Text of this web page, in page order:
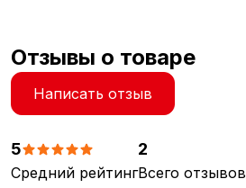
Отзывы о товаре
Написать отзыв
5
Средний рейтинг
2
Всего отзывов